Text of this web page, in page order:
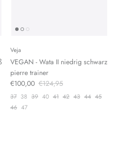
Veja
VEGAN - Wata II niedrig schwarz
pierre trainer
€100,00 €124,95
37 38 39 40 41 42 43 44 45
46 47